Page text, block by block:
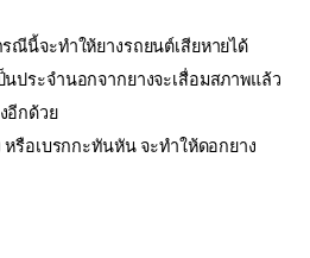
ณีนี้จะทำให้ยางรถยนต์เสียหายได้
ประจำนอกจากยางจะเสื่อมสภาพแล้ว
อีกด้วย
รือเบรกกะทันหัน จะทำให้ดอกยาง